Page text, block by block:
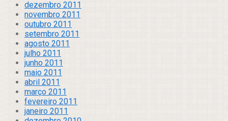
dezembro 2011
novembro 2011
outubro 2011
setembro 2011
agosto 2011
julho 2011
junho 2011
maio 2011
abril 2011
março 2011
fevereiro 2011
janeiro 2011